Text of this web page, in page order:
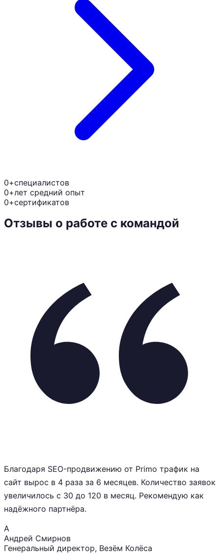
0+специалистов
0+лет средний опыт
0+сертификатов
Отзывы о работе с командой
Благодаря SEO-продвижению от Primo трафик на
сайт вырос в 4 раза за 6 месяцев. Количество заявок
увеличилось с 30 до 120 в месяц. Рекомендую как
надёжного партнёра.
А
Андрей Смирнов
Генеральный директор, Везём Колёса